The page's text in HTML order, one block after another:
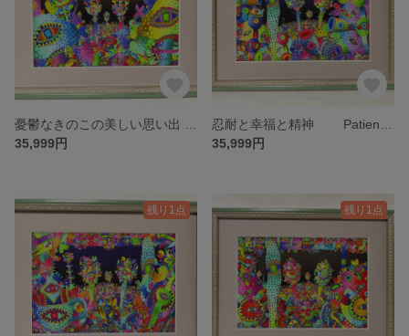
35,999円
35,999円
残り1点 残り1点